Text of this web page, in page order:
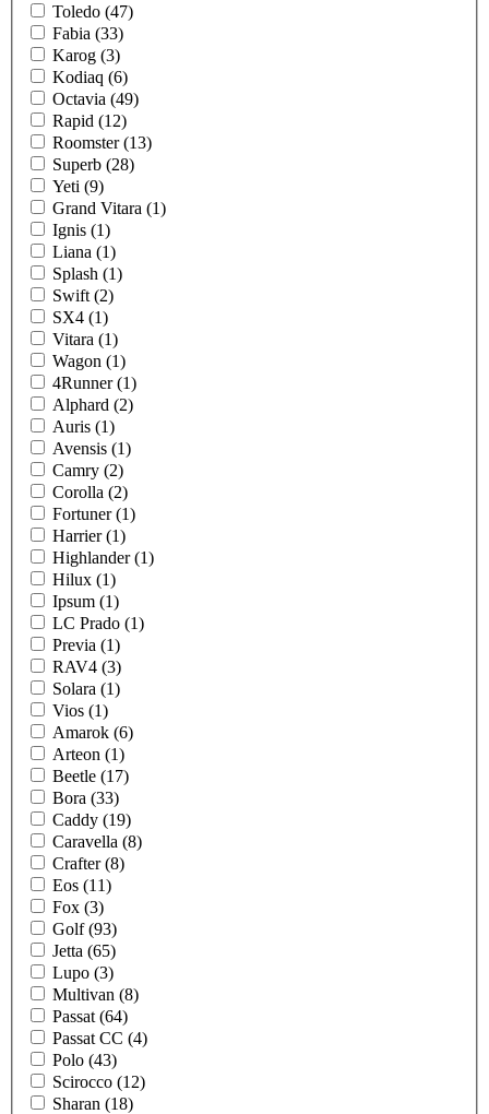
Toledo (47)
Fabia (33)
Karog (3)
Kodiaq (6)
Octavia (49)
Rapid (12)
Roomster (13)
Superb (28)
Yeti (9)
Grand Vitara (1)
Ignis (1)
Liana (1)
Splash (1)
Swift (2)
SX4 (1)
Vitara (1)
Wagon (1)
4Runner (1)
Alphard (2)
Auris (1)
Avensis (1)
Camry (2)
Corolla (2)
Fortuner (1)
Harrier (1)
Highlander (1)
Hilux (1)
Ipsum (1)
LC Prado (1)
Previa (1)
RAV4 (3)
Solara (1)
Vios (1)
Amarok (6)
Arteon (1)
Beetle (17)
Bora (33)
Caddy (19)
Caravella (8)
Crafter (8)
Eos (11)
Fox (3)
Golf (93)
Jetta (65)
Lupo (3)
Multivan (8)
Passat (64)
Passat CC (4)
Polo (43)
Scirocco (12)
Sharan (18)